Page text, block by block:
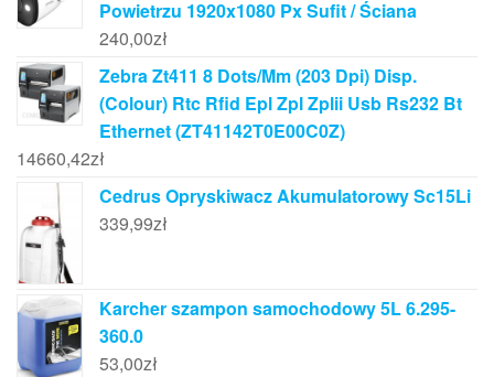
Powietrzu 1920x1080 Px Sufit / Ściana
240,00zł
Zebra Zt411 8 Dots/Mm (203 Dpi) Disp.
(Colour) Rtc Rfid Epl Zpl Zplii Usb Rs232 Bt
Ethernet (ZT41142T0E00C0Z)
14660,42zł
Cedrus Opryskiwacz Akumulatorowy Sc15Li
339,99zł
Karcher szampon samochodowy 5L 6.295-
360.0
53,00zł